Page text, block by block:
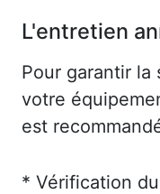
L'entretien
Pour garantir
votre
est
* Vérification